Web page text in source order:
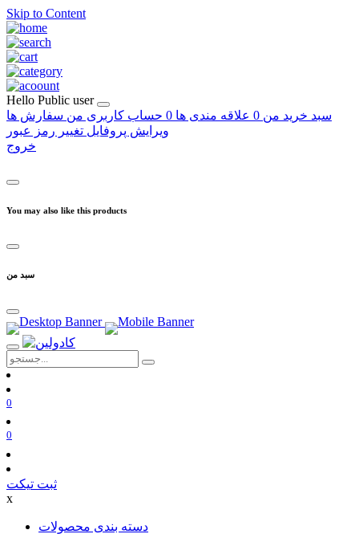
Skip to Content
Hello Public user
سبد خرید من 0 علاقه مندی ها 0 حساب کاربری من سفارش ها
ویرایش پروفایل تغییر رمز عبور
خروج
You may also like this products
سبد من
0
0
ثبت تیکت
x
دسته بندی محصولات